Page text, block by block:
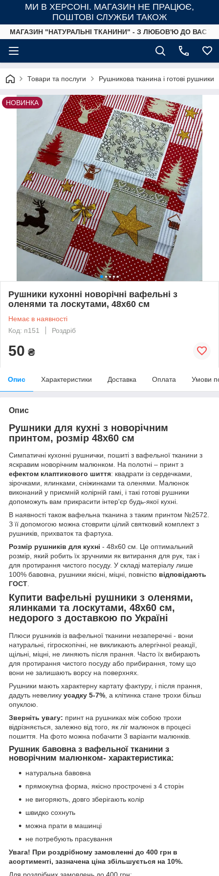
МИ В ХЕРСОНІ. МАГАЗИН НЕ ПРАЦЮЄ,
ПОШТОВІ СЛУЖБИ ТАКОЖ
МАГАЗИН "НАТУРАЛЬНІ ТКАНИНИ" - З ЛЮБОВ'Ю ДО ВАС
Товари та послуги Рушникова тканина і готові рушники
НОВИНКА
Рушники кухонні новорічні вафельні з
оленями та лоскутами, 48х60 см
Немає в наявності
Код: п151
Роздріб
50 ₴
Опис Характеристики Доставка Оплата Умови
Опис
Рушники для кухні з новорічним
принтом, розмір 48х60 см
Симпатичні кухонні рушнички, пошиті з вафельної тканини з
яскравим новорічним малюнком. На полотні – принт з
ефектом клаптикового шиття: квадрати із сердечками,
зірочками, ялинками, сніжинками та оленями. Малюнок
виконаний у приємній колірній гамі, і такі готові рушники
допоможуть вам прикрасити інтер'єр будь-якої кухні.
В наявності також вафельна тканина з таким принтом №2572.
З її допомогою можна стоврити цілий святковий комплект з
рушників, прихваток та фартуха.
Розмір рушників для кухні - 48х60 см. Це оптимальний
розмір, який робить їх зручними як витирання для рук, так і
для протирання чистого посуду. У складі матеріалу лише
100% бавовна, рушники якісні, міцні, повністю відповідають
ГОСТ.
Купити вафельні рушники з оленями,
ялинками та лоскутами, 48х60 см,
недорого з доставкою по Україні
Плюси рушників із вафельної тканини незаперечні - вони
натуральні, гігроскопічні, не викликають алергічної реакції,
щільні, міцні, не линяють після прання. Часто їх вибирають
для протирання чистого посуду або прибирання, тому що
вони не залишають ворсу на поверхнях.
Рушники мають характерну картату фактуру, і після прання,
дадуть невелику усадку 5-7% , а клітинка стане трохи більш
опуклою.
Зверніть увагу: принт на рушниках між собою трохи
відрізняється, залежно від того, як ліг малюнок в процесі
пошиття. На фото можна побачити 3 варіанти малюнків.
Рушник бавовна з вафельної тканини з
новорічним малюнком- характеристика:
натуральна бавовна
прямокутна форма, якісно прострочені з 4 сторін
не вигоряють, довго зберігають колір
швидко сохнуть
можна прати в машинці
не потребують прасування
Увага! При роздрібному замовленні до 400 грн в
асортименті, зазначена ціна збільшується на 10%.